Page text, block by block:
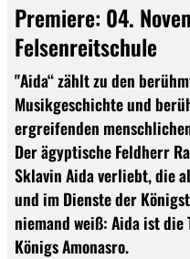
Premiere: 04.
Felsenreitschule
"Aida“ zählt zu den
Musikgeschichte und
ergreifenden
Der ägyptische Feldherr
Sklavin Aida verliebt, die
und im Dienste der
niemand weiß: Aida ist
Königs Amonasro.